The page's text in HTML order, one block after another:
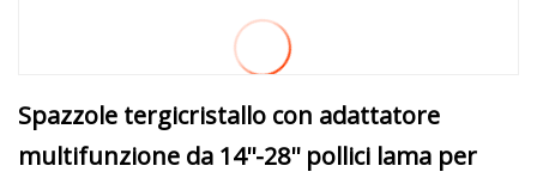
Spazzole tergicristallo con adattatore
multifunzione da 14''-28'' pollici lama per